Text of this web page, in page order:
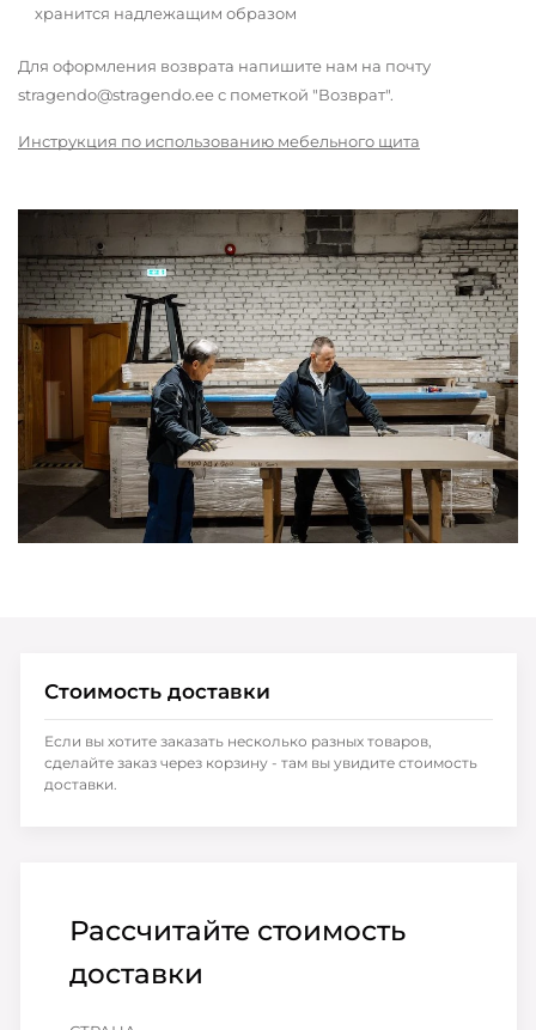
хранится надлежащим образом
Для оформления возврата напишите нам на почту
stragendo@stragendo.ee с пометкой "Возврат".
Инструкция по использованию мебельного щита
Рассчитайте стоимость
доставки
Стоимость доставки
Если вы хотите заказать несколько разных товаров,
сделайте заказ через корзину - там вы увидите стоимость
доставки.